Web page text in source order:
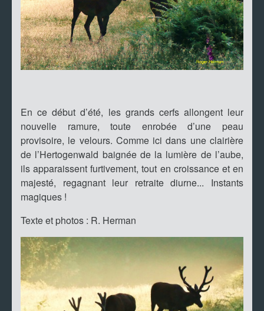
En ce début d’été, les grands cerfs allongent leur
nouvelle ramure, toute enrobée d’une peau
provisoire, le velours. Comme ici dans une clairière
de l’Hertogenwald baignée de la lumière de l’aube,
ils apparaissent furtivement, tout en croissance et en
majesté, regagnant leur retraite diurne... Instants
magiques !
Texte et photos : R. Herman